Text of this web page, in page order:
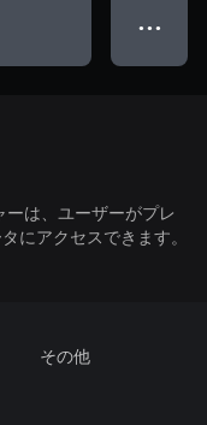
● ● ●
は、ユーザーがプレ
にアクセスできます。
その他